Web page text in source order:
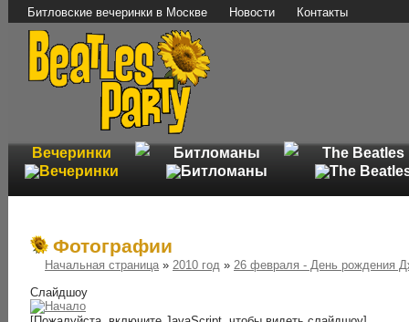
Битловские вечеринки в Москве Новости Контакты
Вечеринки Битломаны The Beatles
Фотографии
Начальная страница» 2010 год » 26 февраля - День рождения
Слайдшоу